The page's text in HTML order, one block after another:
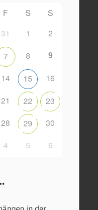
F S
S
31 1
2
7 8 9
14 15
16
21 22
23
28 29
30
4 5 6